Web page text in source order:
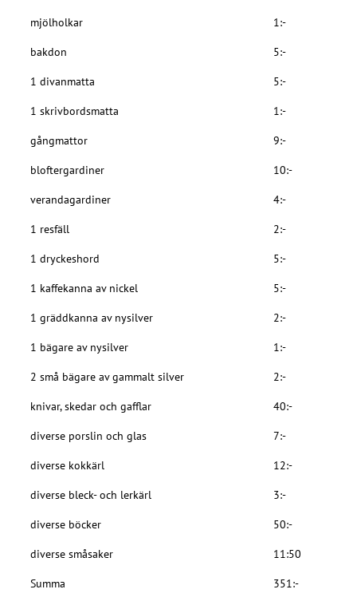
mjölholkar 1:-
bakdon 5:-
1 divanmatta 5:-
1 skrivbordsmatta 1:-
gångmattor 9:-
bloftergardiner 10:-
verandagardiner 4:-
1 resfäll 2:-
1 dryckeshord 5:-
1 kaffekanna av nickel 5:-
1 gräddkanna av nysilver 2:-
1 bägare av nysilver 1:-
2 små bägare av gammalt silver 2:-
knivar, skedar och gafflar 40:-
diverse porslin och glas 7:-
diverse kokkärl 12:-
diverse bleck- och lerkärl 3:-
diverse böcker 50:-
diverse småsaker 11:50
Summa 351:-